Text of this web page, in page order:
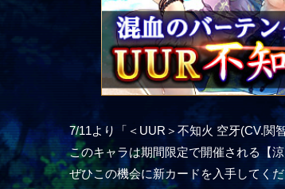
7/11より「＜UUR＞不知火 空牙(CV.関
このキャラは期間限定で開催される【
ぜひこの機会に新カードを入手してく